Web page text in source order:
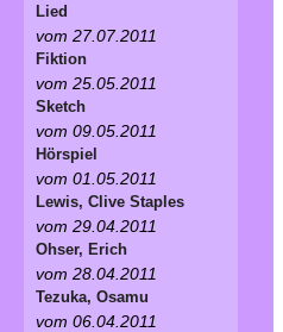
Lied
vom 27.07.2011
Fiktion
vom 25.05.2011
Sketch
vom 09.05.2011
Hörspiel
vom 01.05.2011
Lewis, Clive Staples
vom 29.04.2011
Ohser, Erich
vom 28.04.2011
Tezuka, Osamu
vom 06.04.2011